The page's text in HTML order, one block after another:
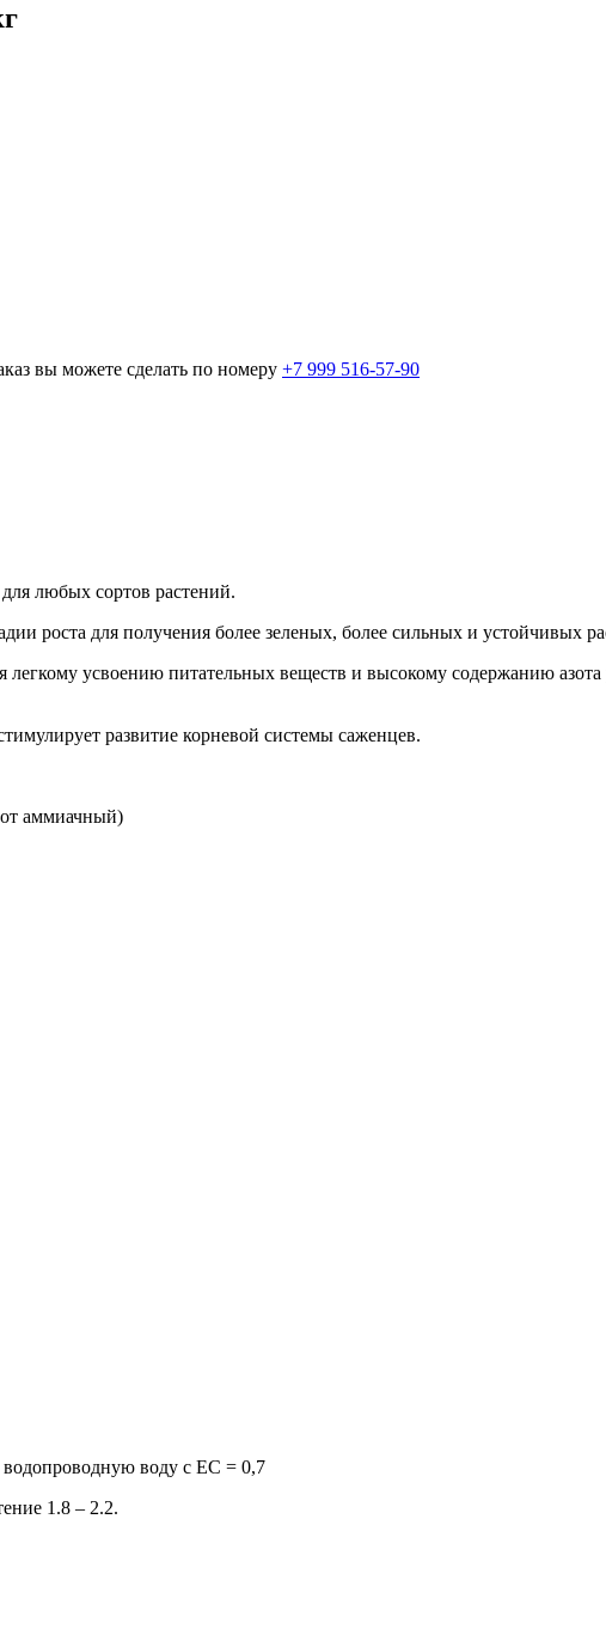
вы можете сделать по номеру +7 999 516-57-90
любых сортов растений.
роста для получения более зеленых, более сильных и устойчивых
легкому усвоению питательных веществ и высокому содержанию
развитие корневой системы саженцев.
аммиачный)
воду с EC = 0,7
1.8 – 2.2.